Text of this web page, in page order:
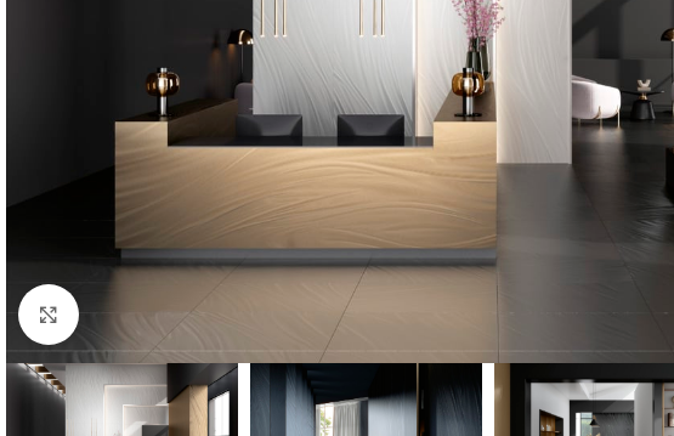
Fă clic pentru a mări